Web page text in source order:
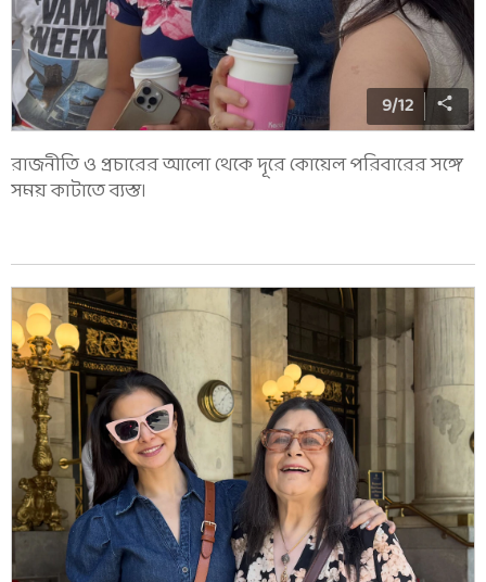
9/12
রাজনীতি ও প্রচারের আলো থেকে দূরে কোয়েল পরিবারের সঙ্গে
সময় কাটাতে ব্যস্ত।